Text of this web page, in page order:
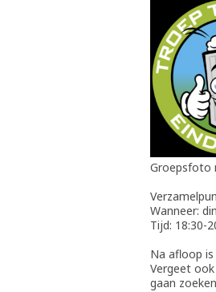
Groepsfoto
Wanneer:
Tijd: 18:30-
Na afloop
Vergeet
gaan